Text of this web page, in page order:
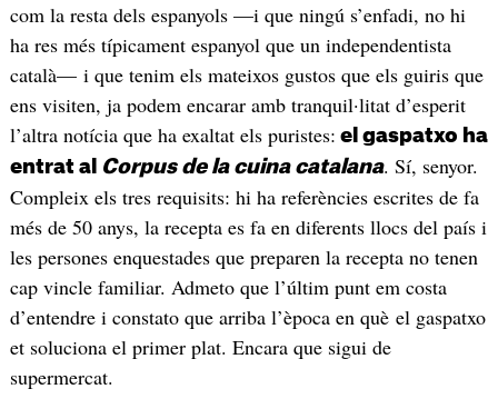
com la resta dels espanyols —i que ningú s’enfadi, no hi
ha res més típicament espanyol que un independentista
català— i que tenim els mateixos gustos que els guiris que
ens visiten, ja podem encarar amb tranquil·litat d’esperit
l’altra notícia que ha exaltat els puristes: el gaspatxo ha
entrat al
Corpus de la cuina catalana. Sí, senyor.
Compleix els tres requisits: hi ha referències escrites de fa
més de 50 anys, la recepta es fa en diferents llocs del país i
les persones enquestades que preparen la recepta no tenen
cap vincle familiar. Admeto que l’últim punt em costa
d’entendre i constato que arriba l’època en què el gaspatxo
et soluciona el primer plat. Encara que sigui de
supermercat.